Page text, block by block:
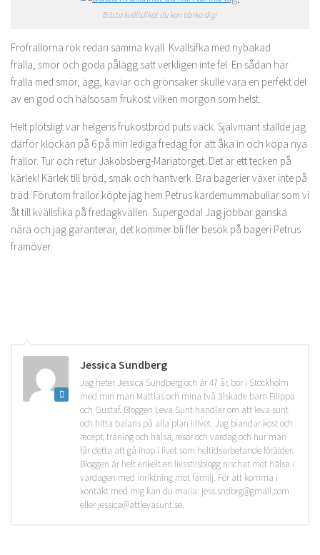
Bästa kvällsfikat du kan tänka dig!
Fröfrallorna rök redan samma kväll. Kvällsifka med nybakad
fralla, smör och goda pålägg satt verkligen inte fel. En sådan här
fralla med smör, ägg, kaviar och grönsaker skulle vara en perfekt del
av en god och hälsosam frukost vilken morgon som helst.
Helt plötsligt var helgens frukostbröd puts väck. Självmant ställde jag
därför klockan på 6 på min lediga fredag för att åka in och köpa nya
frallor. Tur och retur Jakobsberg-Mariatorget. Det är ett tecken på
kärlek! Kärlek till bröd, smak och hantverk. Bra bagerier växer inte på
träd. Förutom frallor köpte jag hem Petrus kardemummabullar som vi
åt till kvällsfika på fredagkvällen. Supergoda! Jag jobbar ganska
nära och jag garanterar, det kommer bli fler besök på bageri Petrus
framöver.
Jessica Sundberg
Jag heter Jessica Sundberg och är 47 år, bor i Stockholm
med min man Mattias och mina två älskade barn Filippa
och Gustaf. Bloggen Leva Sunt handlar om att leva sunt
och hitta balans på alla plan i livet. Jag blandar kost och
recept, träning och hälsa, resor och vardag och hur man
får detta att gå ihop i livet som heltidsarbetande förälder.
Bloggen är helt enkelt en livsstilsblogg nischat mot hälsa i
vardagen med inriktning mot familj. För att komma i
kontakt med mig kan du maila: jess.sndbrg@gmail.com
eller jessica@attlevasunt.se.